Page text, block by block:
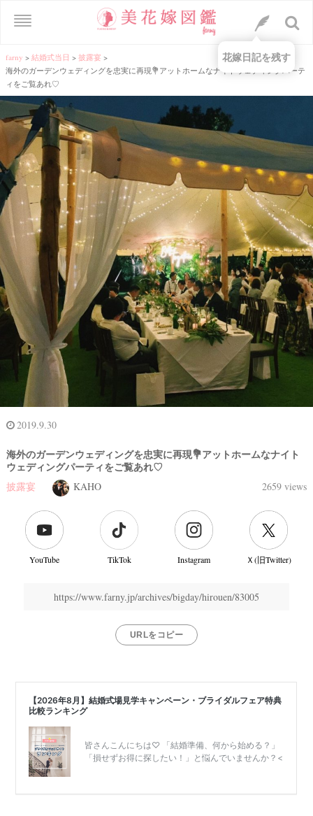
farny > 結婚式当日 > 披露宴 >
海外のガーデンウェディングを忠実に再現💐アットホームなナイトウェディングパーテ
ィをご覧あれ♡
2019.9.30
海外のガーデンウェディングを忠実に再現💐アットホームなナイト
ウェディングパーティをご覧あれ♡
披露宴 KAHO 2659 views
YouTube TikTok Instagram Ｘ(旧Twitter)
https://www.farny.jp/archives/bigday/hirouen/83005
URLをコピー
花嫁日記を残す